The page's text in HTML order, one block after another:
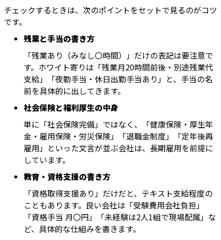
チェックするときは、次のポイントをセットで見るのがコツ
です。
残業と手当の書き方
「残業あり（みなし〇時間）」だけの表記は要注意で
す。ホワイト寄りは「残業月20時間前後・別途残業代
支給」「夜勤手当・休日出勤手当あり」と、手当の名
前を具体的に出してきます。
社会保険と福利厚生の中身
単に「社会保険完備」ではなく、「健康保険・厚生年
金・雇用保険・労災保険」「退職金制度」「定年後再
雇用」といった文言が並ぶ会社は、長期雇用を前提に
しています。
教育・資格支援の書き方
「資格取得支援あり」だけだと、テキスト支給程度の
こともあります。良い会社は「受験費用会社負担」
「資格手当 月〇円」「未経験は2人1組で現場配属」な
ど、具体的な仕組みを書きます。